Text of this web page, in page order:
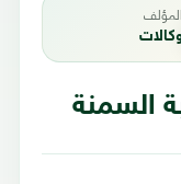
المؤلف
السمنة